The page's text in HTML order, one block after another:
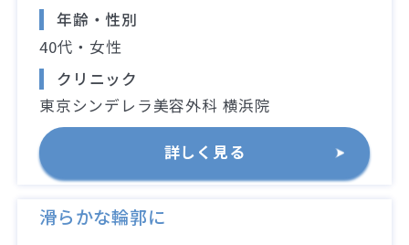
年齢・性別
40代・女性
クリニック
東京シンデレラ美容外科 横浜院
詳しく見る
滑らかな輪郭に